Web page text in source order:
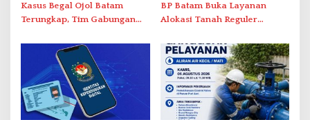
Kasus Begal Ojol Batam
Terungkap, Tim Gabungan
Simpang Dam
BP Batam Buka Layanan
Alokasi Tanah Reguler